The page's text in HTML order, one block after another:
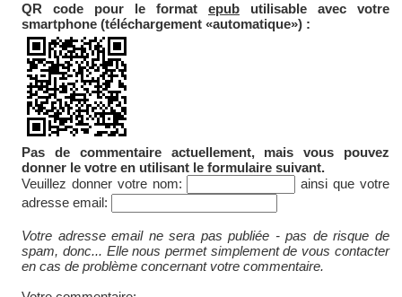
QR code pour le format epubutilisable avec votre
smartphone (téléchargement «automatique») :
Pas de commentaire actuellement, mais vous pouvez
donner le votre en utilisant le formulaire suivant.
Veuillez donner votre nom:
ainsi que votre
adresse email:
Votre adresse email ne sera pas publiée - pas de risque de
spam, donc... Elle nous permet simplement de vous contacter
en cas de problème concernant votre commentaire.